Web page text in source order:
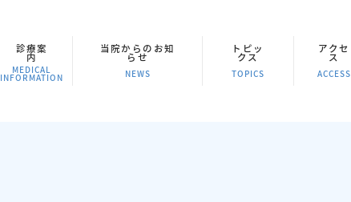
診療案
内
MEDICAL
INFORMATION
当院からのお知
らせ
NEWS
トピッ
クス
TOPICS
アクセ
ス
ACCESS